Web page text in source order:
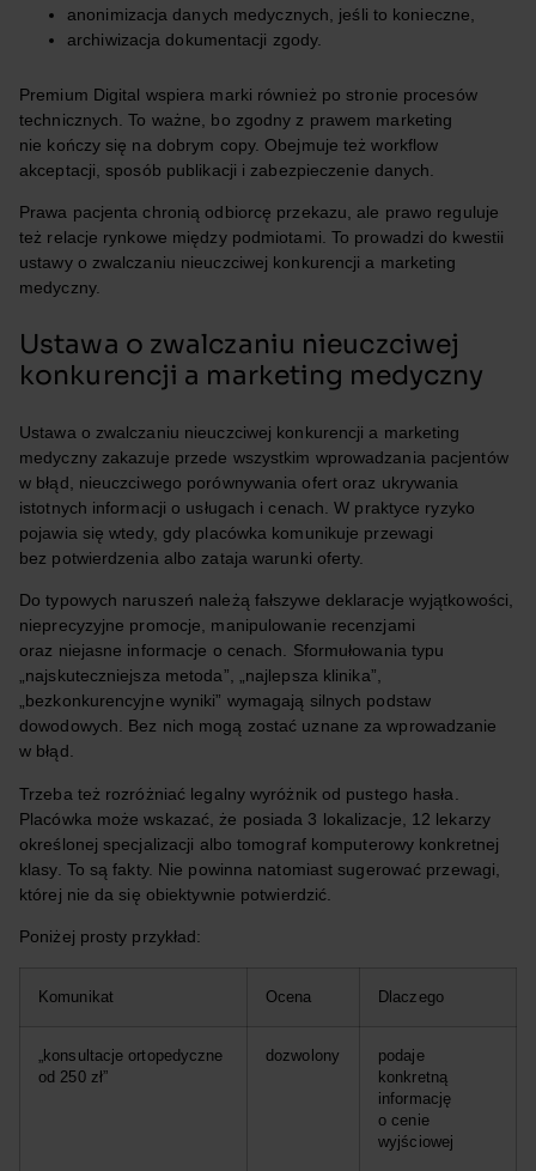
anonimizacja danych medycznych, jeśli to konieczne,
archiwizacja dokumentacji zgody.
Premium Digital wspiera marki również po stronie procesów
technicznych. To ważne, bo zgodny z prawem marketing
nie kończy się na dobrym copy. Obejmuje też workflow
akceptacji, sposób publikacji i zabezpieczenie danych.
Prawa pacjenta chronią odbiorcę przekazu, ale prawo reguluje
też relacje rynkowe między podmiotami. To prowadzi do kwestii
ustawy o zwalczaniu nieuczciwej konkurencji a marketing
medyczny.
Ustawa o zwalczaniu nieuczciwej
konkurencji a marketing medyczny
Ustawa o zwalczaniu nieuczciwej konkurencji a marketing
medyczny zakazuje przede wszystkim wprowadzania pacjentów
w błąd, nieuczciwego porównywania ofert oraz ukrywania
istotnych informacji o usługach i cenach. W praktyce ryzyko
pojawia się wtedy, gdy placówka komunikuje przewagi
bez potwierdzenia albo zataja warunki oferty.
Do typowych naruszeń należą fałszywe deklaracje wyjątkowości,
nieprecyzyjne promocje, manipulowanie recenzjami
oraz niejasne informacje o cenach. Sformułowania typu
„najskuteczniejsza metoda”, „najlepsza klinika”,
„bezkonkurencyjne wyniki” wymagają silnych podstaw
dowodowych. Bez nich mogą zostać uznane za wprowadzanie
w błąd.
Trzeba też rozróżniać legalny wyróżnik od pustego hasła.
Placówka może wskazać, że posiada 3 lokalizacje, 12 lekarzy
określonej specjalizacji albo tomograf komputerowy konkretnej
klasy. To są fakty. Nie powinna natomiast sugerować przewagi,
której nie da się obiektywnie potwierdzić.
Poniżej prosty przykład:
Komunikat Ocena Dlaczego
„konsultacje ortopedyczne
od 250 zł”
dozwolony
podaje
konkretną
informację
o cenie
wyjściowej